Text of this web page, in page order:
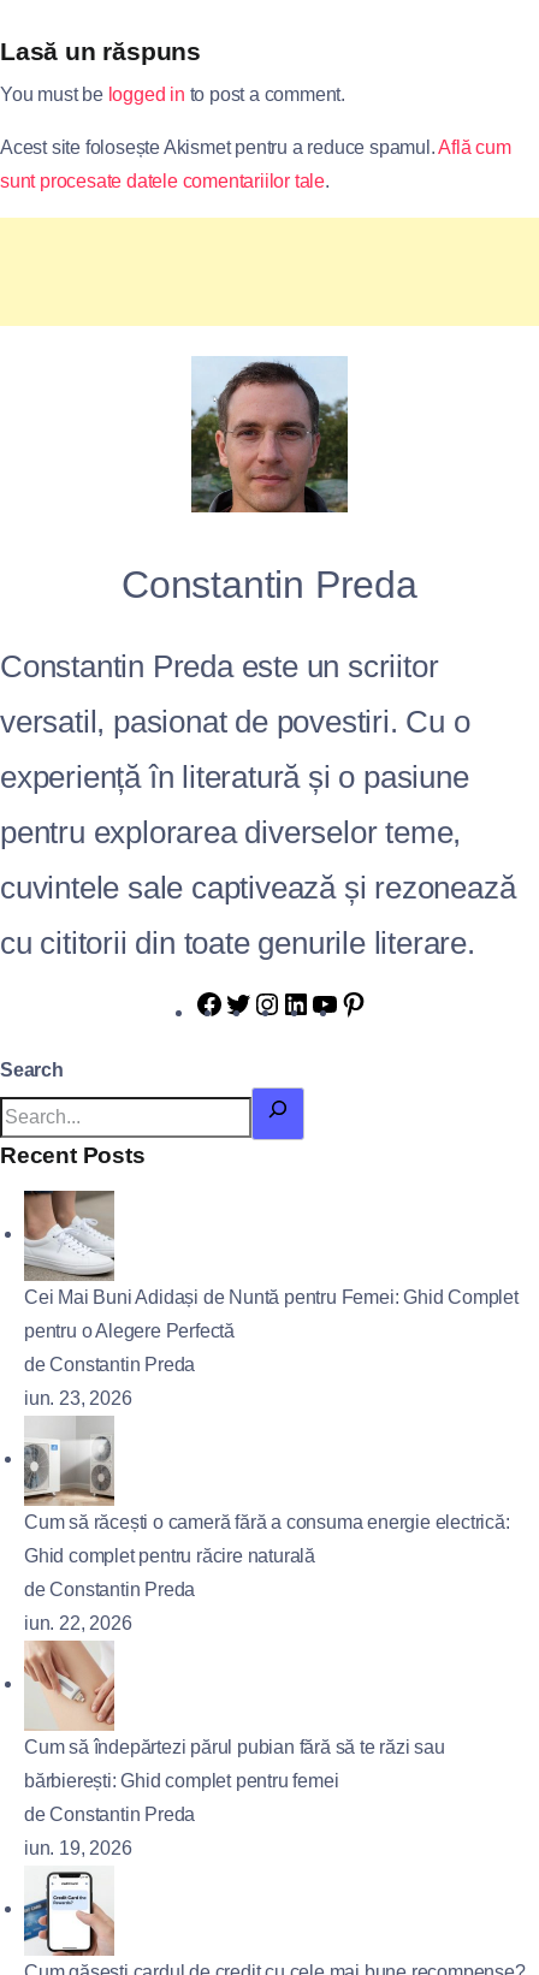
Lasă un răspuns
You must be logged in to post a comment.
Acest site folosește Akismet pentru a reduce spamul.Află cum
sunt procesate datele comentariilor tale.
Constantin Preda
Constantin Preda este un scriitor
versatil, pasionat de povestiri. Cu o
experiență în literatură și o pasiune
pentru explorarea diverselor teme,
cuvintele sale captivează și rezonează
cu cititorii din toate genurile literare.
Search
Recent Posts
Cei Mai Buni Adidași de Nuntă pentru Femei: Ghid Complet
pentru o Alegere Perfectă
de Constantin Preda
iun. 23, 2026
Cum să răcești o cameră fără a consuma energie electrică:
Ghid complet pentru răcire naturală
de Constantin Preda
iun. 22, 2026
Cum să îndepărtezi părul pubian fără să te răzi sau
bărbierești: Ghid complet pentru femei
de Constantin Preda
iun. 19, 2026